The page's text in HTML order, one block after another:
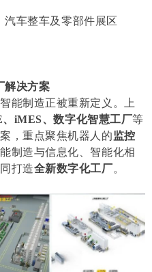
车整车及零部件展区
解决方案
能制造正被重新定义。上
iMES、数字化智慧工厂等
，重点聚焦机器人的监控
能制造与信息化、智能化相
打造全新数字化工厂。